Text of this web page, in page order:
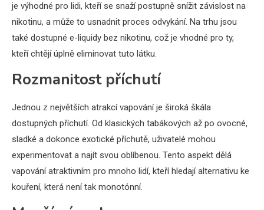
je výhodné pro lidi, kteří se snaží postupně snížit závislost na
nikotinu, a může to usnadnit proces odvykání. Na trhu jsou
také dostupné e-liquidy bez nikotinu, což je vhodné pro ty,
kteří chtějí úplně eliminovat tuto látku.
Rozmanitost příchutí
Jednou z největších atrakcí vapování je široká škála
dostupných příchutí. Od klasických tabákových až po ovocné,
sladké a dokonce exotické příchutě, uživatelé mohou
experimentovat a najít svou oblíbenou. Tento aspekt dělá
vapování atraktivním pro mnoho lidí, kteří hledají alternativu ke
kouření, která není tak monotónní.